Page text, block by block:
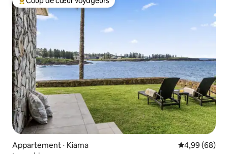
Coups de cœur voyageurs les plus appréciés
Appartement ⋅ Kiama Évaluation
4,99 (68)